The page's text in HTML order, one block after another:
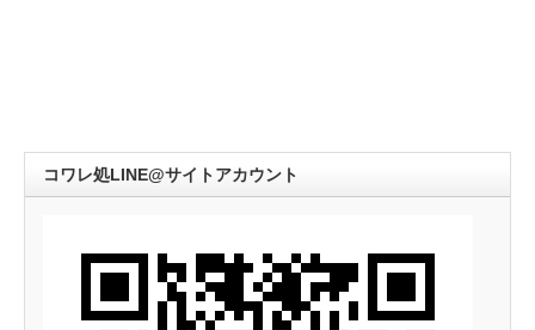
コワレ処LINE@サイトアカウント